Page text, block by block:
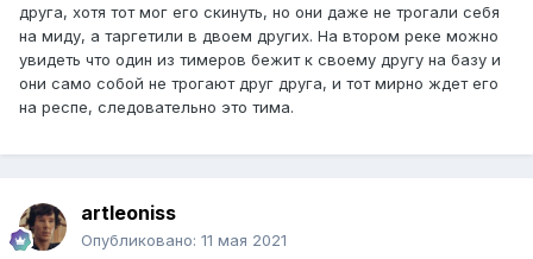
друга, хотя тот мог его скинуть, но они даже не трогали себя
на миду, а таргетили в двоем других. На втором реке можно
увидеть что один из тимеров бежит к своему другу на базу и
они само собой не трогают друг друга, и тот мирно ждет его
на респе, следовательно это тима.
artleoniss
Опубликовано: 11 мая 2021